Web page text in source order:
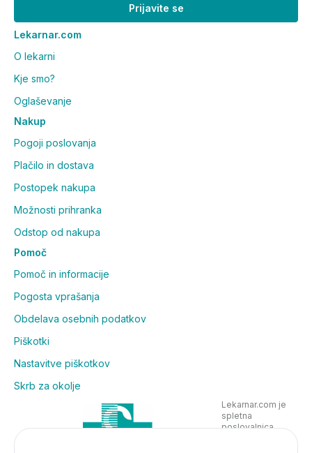
Prijavite se
Lekarnar.com
O lekarni
Kje smo?
Oglaševanje
Nakup
Pogoji poslovanja
Plačilo in dostava
Postopek nakupa
Možnosti prihranka
Odstop od nakupa
Pomoč
Pomoč in informacije
Pogosta vprašanja
Obdelava osebnih podatkov
Piškotki
Nastavitve piškotkov
Skrb za okolje
Lekarnar.com je
spletna
poslovalnica